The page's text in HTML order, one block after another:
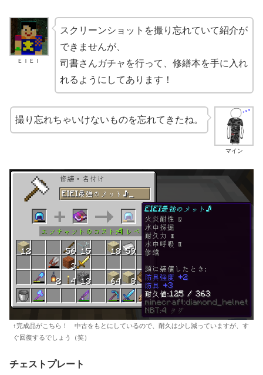
ＥＩＥＩ
スクリーンショットを撮り忘れていて紹介が
できませんが、
司書さんガチャを行って、修繕本を手に入れ
れるようにしてあります！
マイン
撮り忘れちゃいけないものを忘れてきたね。
↑完成品がこちら！ 中古をもとにしているので、耐久は少し減っていますが、す
ぐ回復するでしょう（笑）
チェストプレート